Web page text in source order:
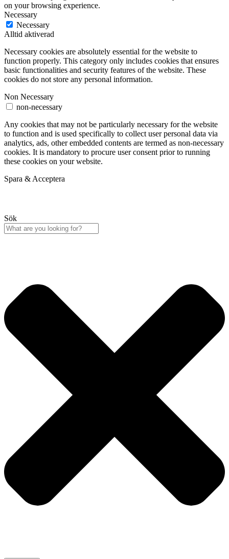
on your browsing experience.
Necessary
Necessary
Alltid aktiverad
Necessary cookies are absolutely essential for the website to
function properly. This category only includes cookies that ensures
basic functionalities and security features of the website. These
cookies do not store any personal information.
Non Necessary
non-necessary
Any cookies that may not be particularly necessary for the website
to function and is used specifically to collect user personal data via
analytics, ads, other embedded contents are termed as non-necessary
cookies. It is mandatory to procure user consent prior to running
these cookies on your website.
Spara & Acceptera
Sök